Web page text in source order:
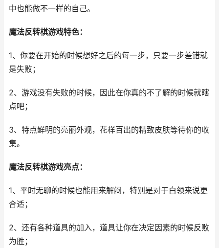
中也能做不一样的自己。
魔法反转棋游戏特色：
1、你要在开始的时候想好之后的每一步，只要一步差错就
是失败；
2、游戏没有失败的时候，因此在你真的不了解的时候就瞎
点吧；
3、特点鲜明的亮丽外观，花样百出的精致皮肤等待你的收
集。
魔法反转棋游戏亮点：
1、平时无聊的时候也能用来解闷，特别是对于白领来说更
合适；
2、还有各种道具的加入，道具让你在决定因素的时候反败
为胜；